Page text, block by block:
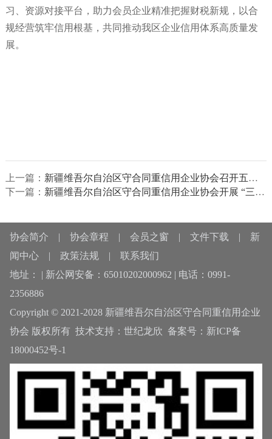
习、资源对接平台，助力会员企业精准把握财税新规，以合
规经营筑牢信用根基，共同推动我区企业信用体系高质量发
展。
上一篇： 新疆维吾尔自治区守合同重信用企业协会召开五届一次理事会
下一篇： 新疆维吾尔自治区守合同重信用企业协会开展 “三八” 国际妇女节主题活动 致敬巾帼力量
协会简介 | 协会章程 | 会员之窗 | 文件下载 | 新
闻中心| 政策法规| 联系我们
地址： | 新公网安备：65010202000962 | 电话：0991-
2356886
Copyright © 2021-2028 新疆维吾尔自治区守合同重信用企业
协会 版权所有 技术支持： 世纪龙欣 备案号： 新ICP备
18000452号-1